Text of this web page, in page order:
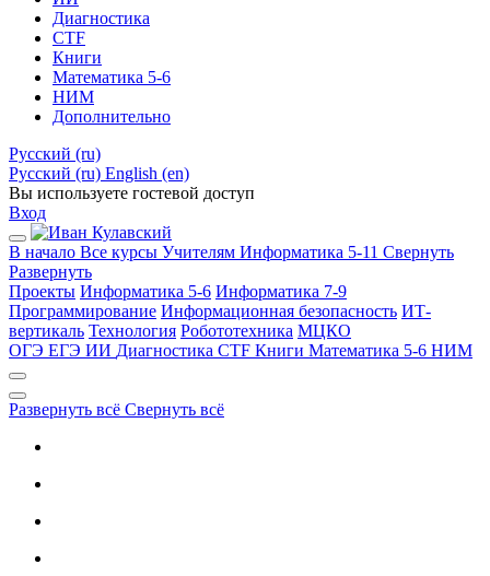
Диагностика
CTF
Книги
Математика 5-6
НИМ
Дополнительно
Русский ‎(ru)‎
Русский ‎(ru)‎ English ‎(en)‎
Вы используете гостевой доступ
Вход
В начало Все курсы Учителям Информатика 5-11 Свернуть
Развернуть
Проекты Информатика 5-6 Информатика 7-9
Программирование Информационная безопасность ИТ-
вертикаль Технология Робототехника МЦКО
ОГЭ ЕГЭ ИИ Диагностика CTF Книги Математика 5-6 НИМ
Развернуть всё Свернуть всё